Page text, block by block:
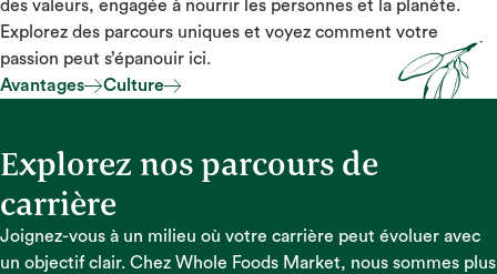
des valeurs, engagée à nourrir les personnes et la planète.
Explorez des parcours uniques et voyez comment votre
passion peut s’épanouir ici.
Avantages
Culture
Explorez nos parcours de
carrière
Joignez-vous à un milieu où votre carrière peut évoluer avec
un objectif clair. Chez Whole Foods Market, nous sommes plus